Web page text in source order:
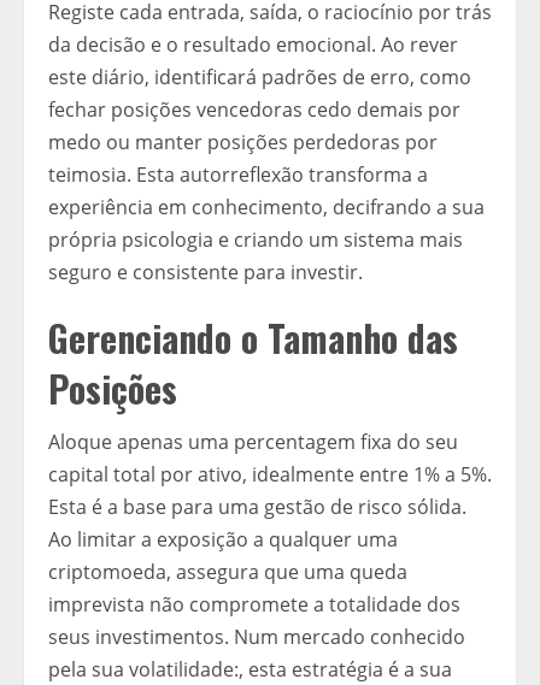
Registe cada entrada, saída, o raciocínio por trás
da decisão e o resultado emocional. Ao rever
este diário, identificará padrões de erro, como
fechar posições vencedoras cedo demais por
medo ou manter posições perdedoras por
teimosia. Esta autorreflexão transforma a
experiência em conhecimento, decifrando a sua
própria psicologia e criando um sistema mais
seguro e consistente para investir.
Gerenciando o Tamanho das
Posições
Aloque apenas uma percentagem fixa do seu
capital total por ativo, idealmente entre 1% a 5%.
Esta é a base para uma gestão de risco sólida.
Ao limitar a exposição a qualquer uma
criptomoeda, assegura que uma queda
imprevista não compromete a totalidade dos
seus investimentos. Num mercado conhecido
pela sua volatilidade:, esta estratégia é a sua